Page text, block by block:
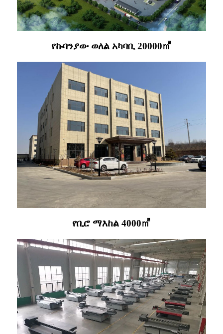
የኩባንያው ወለል አካባቢ 20000㎡
የቢሮ ማእከል 4000㎡